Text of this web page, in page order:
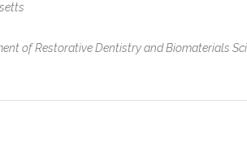
of Restorative Dentistry and Biomaterials